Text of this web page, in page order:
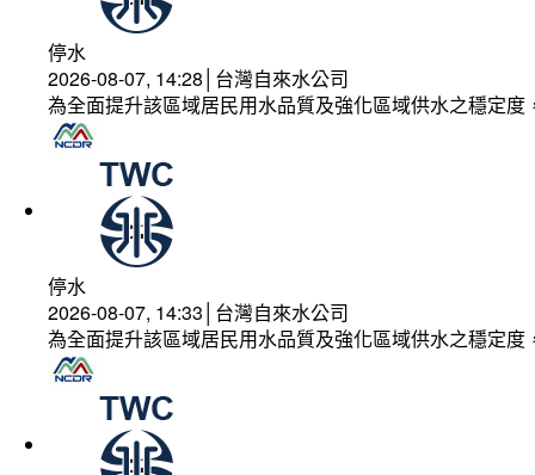
停水
2026-08-07, 14:28│台灣自來水公司
為全面提升該區域居民用水品質及強化區域供水之穩定
停水
2026-08-07, 14:33│台灣自來水公司
為全面提升該區域居民用水品質及強化區域供水之穩定